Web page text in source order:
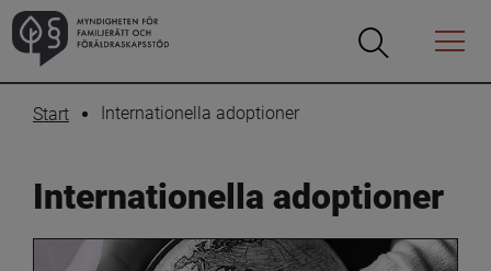
Öppna
Öppna
Menyn
Start Internationella adoptioner
Internationella adoptioner